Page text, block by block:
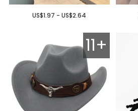
US$1.97 - US$2.64
11+